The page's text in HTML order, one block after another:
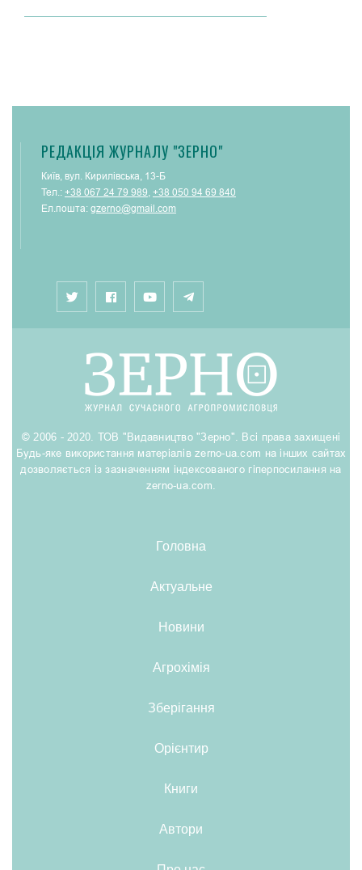
РЕДАКЦІЯ ЖУРНАЛУ "ЗЕРНО"
Київ, вул. Кирилівська, 13-Б
Тел.: +38 067 24 79 989, +38 050 94 69 840
Ел.пошта: gzerno@gmail.com
© 2006 - 2020. ТОВ "Видавництво "Зерно". Всі права захищені
Будь-яке використання матеріалів zerno-ua.com на інших сайтах
дозволяється із зазначенням індексованого гіперпосилання на
zerno-ua.com.
Головна
Актуальне
Новини
Агрохімія
Зберігання
Орієнтир
Книги
Автори